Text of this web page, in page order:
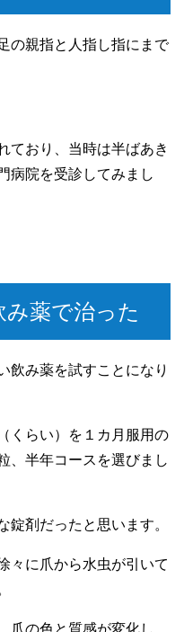
の親指と人指し指にまで
ており、当時は半ばあき
病院を受診してみまし
み薬で治った
飲み薬を試すことになり
くらい）を１カ月服用の
、半年コースを選びまし
錠剤だったと思います。
々に爪から水虫が引いて